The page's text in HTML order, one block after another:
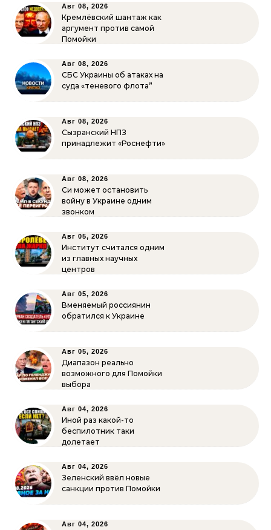
Авг 08, 2026
Кремлёвский шантаж как
аргумент против самой
Помойки
Авг 08, 2026
СБС Украины об атаках на
суда «теневого флота”
Авг 08, 2026
Сызранский НПЗ
принадлежит «Роснефти»
Авг 08, 2026
Си может остановить
войну в Украине одним
звонком
Авг 05, 2026
Институт считался одним
из главных научных
центров
Авг 05, 2026
Вменяемый россиянин
обратился к Украине
Авг 05, 2026
Диапазон реально
возможного для Помойки
выбора
Авг 04, 2026
Иной раз какой-то
беспилотник таки
долетает
Авг 04, 2026
Зеленский ввёл новые
санкции против Помойки
Авг 04, 2026